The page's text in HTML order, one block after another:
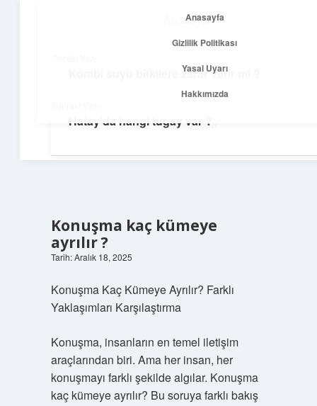
Anasayfa
Yasal Uyarı
Hakkımızda
Yolculuk ve İlham
Konuşma kaç kümeye
ayrılır ?
Tarih: Aralık 18, 2025
Konuşma Kaç Kümeye Ayrılır? Farklı
Yaklaşımları Karşılaştırma
Konuşma, insanların en temel iletişim
araçlarından biri. Ama her insan, her
konuşmayı farklı şekilde algılar. Konuşma
kaç kümeye ayrılır? Bu soruya farklı bakış
Kombi suyu bitkilere zarar verir mi ?
Hatay’da hangi tugay var ?
Anasayfa
Gizlilik Politikası
Yasal Uyarı
Hakkımızda